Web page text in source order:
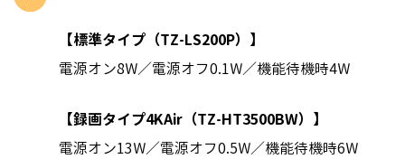
【標準タイプ（TZ-LS200P）】
電源オン8W／電源オフ0.1W／機能待機時4W
【録画タイプ4KAir（TZ-HT3500BW）】
電源オン13W／電源オフ0.5W／機能待機時6W